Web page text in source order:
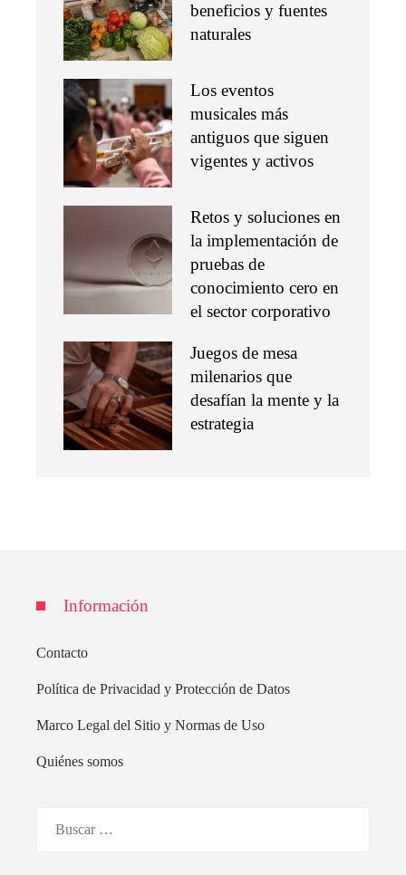
beneficios y fuentes
naturales
Los eventos
musicales más
antiguos que siguen
vigentes y activos
Retos y soluciones en
la implementación de
pruebas de
conocimiento cero en
el sector corporativo
Juegos de mesa
milenarios que
desafían la mente y la
estrategia
Información
Contacto
Política de Privacidad y Protección de Datos
Marco Legal del Sitio y Normas de Uso
Quiénes somos